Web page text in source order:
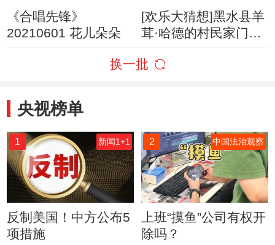
《合唱先锋》
20210601 花儿朵朵
[欢乐大猜想]黑水县羊
茸·哈德的村民家门口
桩？
换一批
央视榜单
1 新闻1+1
反制美国！中方公布5
项措施
2 中国法治观察
上班“摸鱼”公司有权开
除吗？